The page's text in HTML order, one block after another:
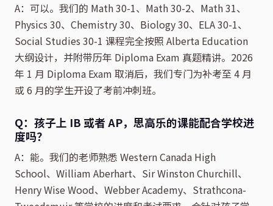
A：可以。我们的 Math 30-1、Math 30-2、Math 31、
Physics 30、Chemistry 30、Biology 30、ELA 30-1、
Social Studies 30-1 课程完全按照 Alberta Education
大纲设计，并附带历年 Diploma Exam 真题精讲。2026
年 1 月 Diploma Exam 取消后，我们专门为补考至 4 月
或 6 月的学生开设了考前冲刺班。
Q：孩子上 IB 或者 AP，思高乐的课能配合学校进
度吗？
A：能。我们的老师熟悉 Western Canada High
School、William Aberhart、Sir Winston Churchill、
Henry Wise Wood、Webber Academy、Strathcona-